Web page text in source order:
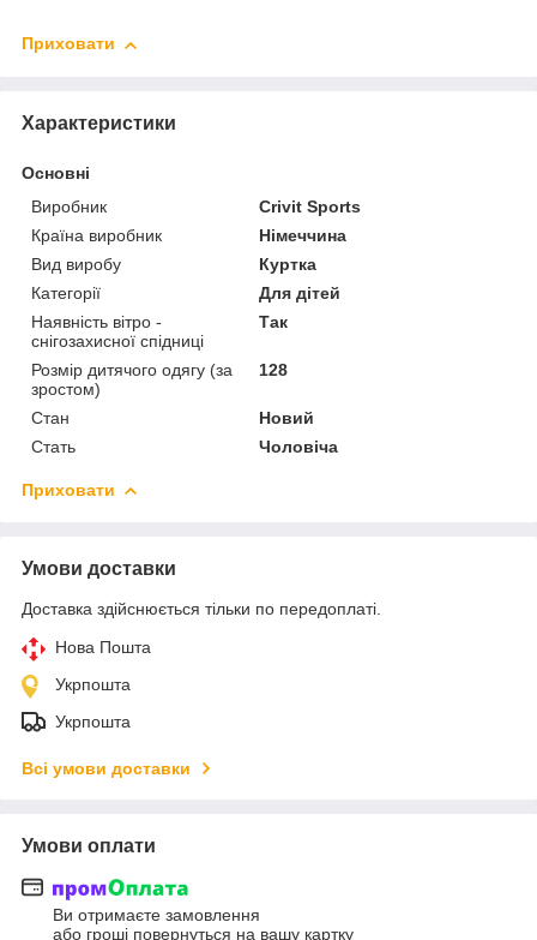
Приховати
Характеристики
Основні
Виробник
Crivit Sports
Країна виробник
Німеччина
Вид виробу
Куртка
Категорії
Для дітей
Наявність вітро -
снігозахисної спідниці
Так
Розмір дитячого одягу (за
зростом)
128
Стан
Новий
Стать
Чоловіча
Приховати
Умови доставки
Доставка здійснюється тільки по передоплаті.
Нова Пошта
Укрпошта
Укрпошта
Всі умови доставки
Умови оплати
Ви отримаєте замовлення
або гроші повернуться на вашу картку